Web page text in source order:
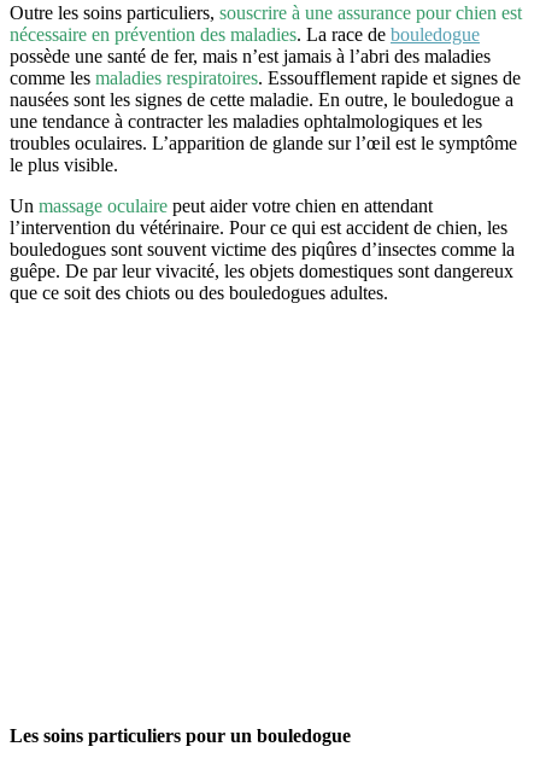
Outre les soins particuliers, souscrire à une assurance pour chien est
nécessaire en prévention des maladies. La race de bouledogue
possède une santé de fer, mais n’est jamais à l’abri des maladies
comme les maladies respiratoires. Essoufflement rapide et signes de
nausées sont les signes de cette maladie. En outre, le bouledogue a
une tendance à contracter les maladies ophtalmologiques et les
troubles oculaires. L’apparition de glande sur l’œil est le symptôme
le plus visible.
Un massage oculaire peut aider votre chien en attendant
l’intervention du vétérinaire. Pour ce qui est accident de chien, les
bouledogues sont souvent victime des piqûres d’insectes comme la
guêpe. De par leur vivacité, les objets domestiques sont dangereux
que ce soit des chiots ou des bouledogues adultes.
Les soins particuliers pour un bouledogue